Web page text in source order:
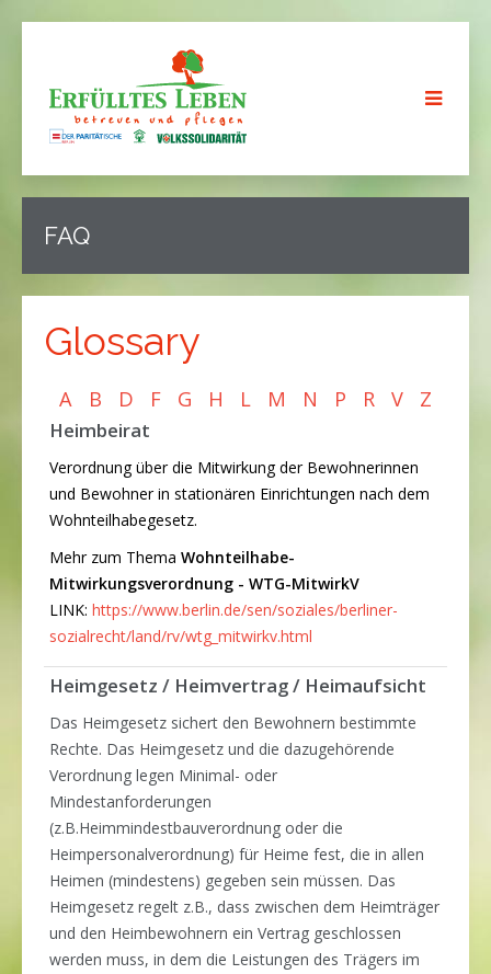
FAQ
Glossary
A B D F G H L M N P R V Z
Heimbeirat
Verordnung über die Mitwirkung der Bewohnerinnen
und Bewohner in stationären Einrichtungen nach dem
Wohnteilhabegesetz.
Mehr zum Thema Wohnteilhabe-
Mitwirkungsverordnung - WTG-MitwirkV
LINK: https://www.berlin.de/sen/soziales/berliner-
sozialrecht/land/rv/wtg_mitwirkv.html
Heimgesetz / Heimvertrag / Heimaufsicht
Das Heimgesetz sichert den Bewohnern bestimmte
Rechte. Das Heimgesetz und die dazugehörende
Verordnung legen Minimal- oder
Mindestanforderungen
(z.B.Heimmindestbauverordnung oder die
Heimpersonalverordnung) für Heime fest, die in allen
Heimen (mindestens) gegeben sein müssen. Das
Heimgesetz regelt z.B., dass zwischen dem Heimträger
und den Heimbewohnern ein Vertrag geschlossen
werden muss, in dem die Leistungen des Trägers im